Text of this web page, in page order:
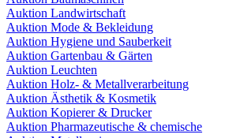
Auktion Landwirtschaft
Auktion Mode & Bekleidung
Auktion Hygiene und Sauberkeit
Auktion Gartenbau & Gärten
Auktion Leuchten
Auktion Holz- & Metallverarbeitung
Auktion Ästhetik & Kosmetik
Auktion Kopierer & Drucker
Auktion Pharmazeutische & chemische